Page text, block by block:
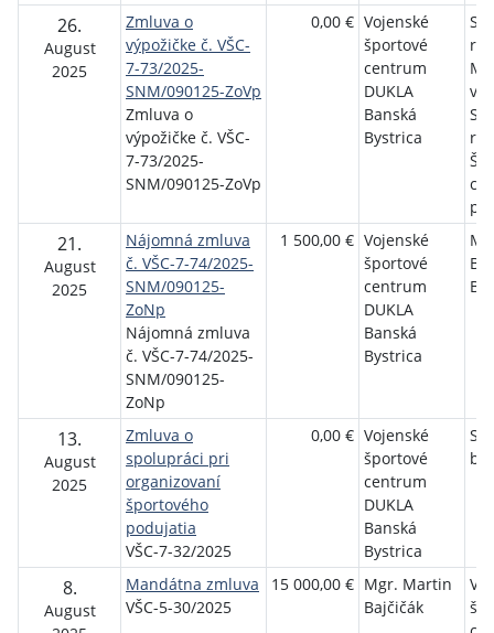
26.
August
2025
Zmluva o
výpožičke č. VŠC-
7-73/2025-
SNM/090125-ZoVp
Zmluva o
výpožičke č. VŠC-
7-73/2025-
SNM/090125-ZoVp
0,00 € Vojenské
športové
centrum
DUKLA
Banská
Bystrica
21.
August
2025
Nájomná zmluva
č. VŠC-7-74/2025-
SNM/090125-
ZoNp
Nájomná zmluva
č. VŠC-7-74/2025-
SNM/090125-
ZoNp
1 500,00 € Vojenské
športové
centrum
DUKLA
Banská
Bystrica
13.
August
2025
Zmluva o
spolupráci pri
organizovaní
športového
podujatia
VŠC-7-32/2025
0,00 € Vojenské
športové
centrum
DUKLA
Banská
Bystrica
8.
August
Mandátna zmluva
VŠC-5-30/2025
15 000,00 € Mgr. Martin
Bajčičák